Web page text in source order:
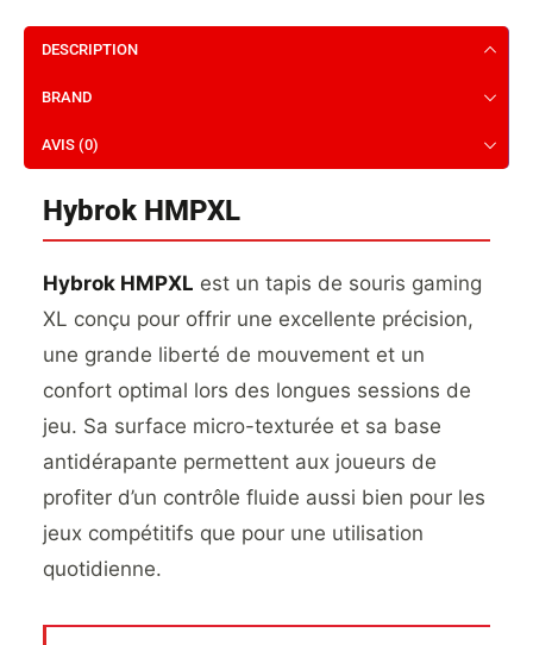
DESCRIPTION
BRAND
AVIS (0)
Hybrok HMPXL
Hybrok HMPXL est un tapis de souris gaming
XL conçu pour offrir une excellente précision,
une grande liberté de mouvement et un
confort optimal lors des longues sessions de
jeu. Sa surface micro-texturée et sa base
antidérapante permettent aux joueurs de
profiter d’un contrôle fluide aussi bien pour les
jeux compétitifs que pour une utilisation
quotidienne.